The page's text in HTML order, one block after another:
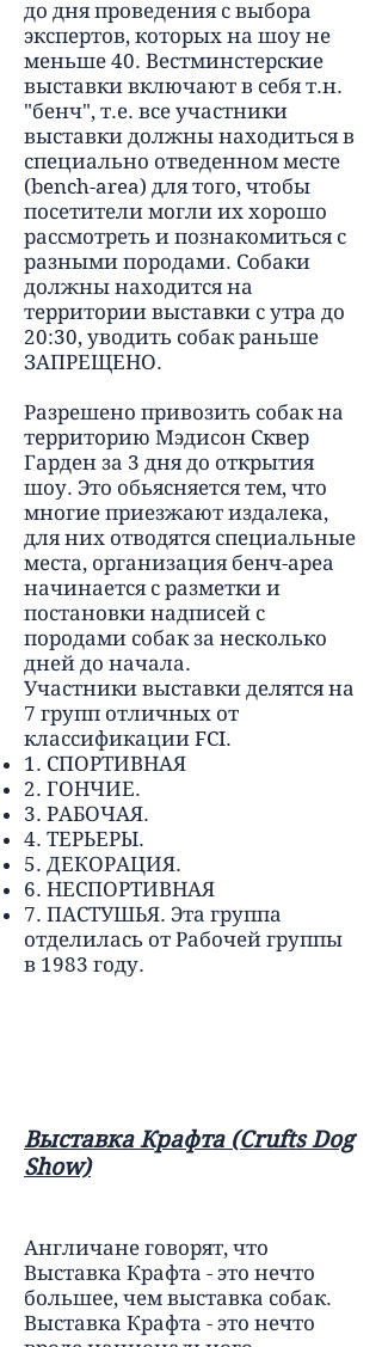
до дня проведения с выбора
экспертов, которых на шоу не
меньше 40. Вестминстерские
выставки включают в себя т.н.
"бенч", т.е. все участники
выставки должны находиться в
специально отведенном месте
(bench-area) для того, чтобы
посетители могли их хорошо
рассмотреть и познакомиться с
разными породами. Собаки
должны находится на
территории выставки с утра до
20:30, уводить собак раньше
ЗАПРЕЩЕНО.
Разрешено привозить собак на
территорию Мэдисон Сквер
Гарден за 3 дня до открытия
шоу. Это обьясняется тем, что
многие приезжают издалека,
для них отводятся специальные
места, организация бенч-ареа
начинается с разметки и
постановки надписей с
породами собак за несколько
дней до начала.
Участники выставки делятся на
7 групп отличных от
классификации FCI.
1. СПОРТИВНАЯ
2. ГОНЧИЕ.
3. РАБОЧАЯ.
4. ТЕРЬЕРЫ.
5. ДЕКОРАЦИЯ.
6. НЕСПОРТИВНАЯ
7. ПАСТУШЬЯ. Эта группа
отделилась от Рабочей группы
в 1983 году.
Выставка Крафта (Crufts Dog
Show)
Англичане говорят, что
Выставка Крафта - это нечто
большее, чем выставка собак.
Выставка Крафта - это нечто